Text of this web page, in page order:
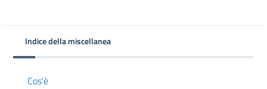
Indice della miscellanea
Cos'è